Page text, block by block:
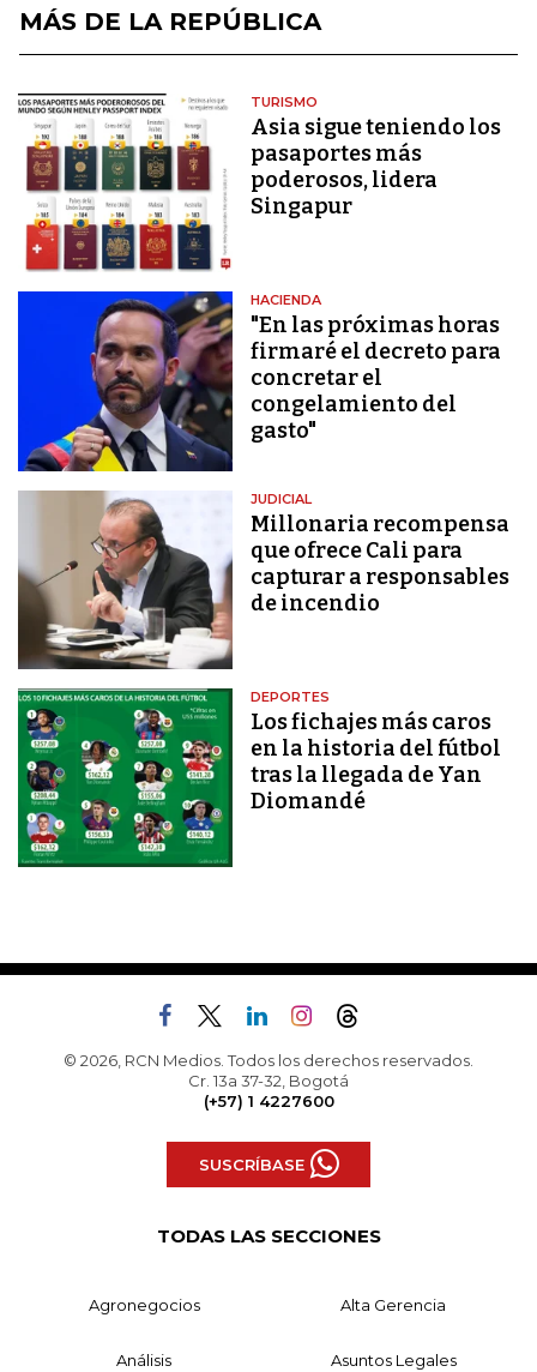
MÁS DE LA REPÚBLICA
TURISMO
Asia sigue teniendo los
pasaportes más
poderosos, lidera
Singapur
HACIENDA
"En las próximas horas
firmaré el decreto para
concretar el
congelamiento del
gasto"
JUDICIAL
Millonaria recompensa
que ofrece Cali para
capturar a responsables
de incendio
DEPORTES
Los fichajes más caros
en la historia del fútbol
tras la llegada de Yan
Diomandé
© 2026, RCN Medios. Todos los derechos reservados.
Cr. 13a 37-32, Bogotá
(+57) 1 4227600
SUSCRÍBASE
TODAS LAS SECCIONES
Agronegocios Alta Gerencia
Análisis Asuntos Legales